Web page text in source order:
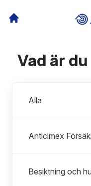
Vad är
Alla
Anticimex
Besiktning och